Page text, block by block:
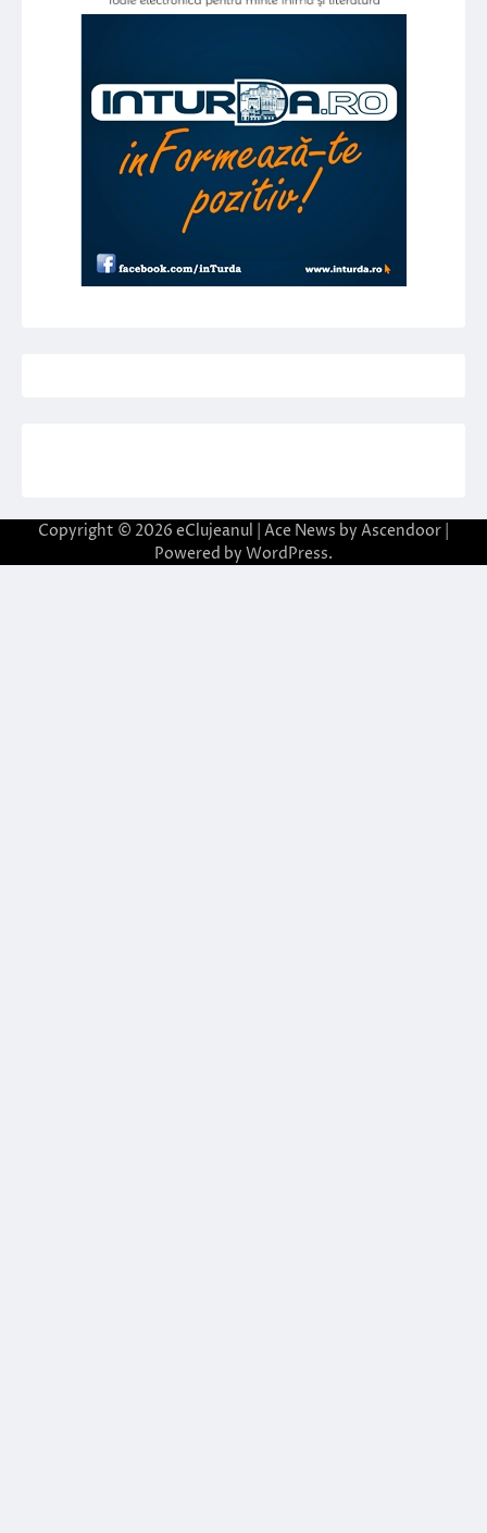
Copyright © 2026 eClujeanul | Ace News by Ascendoor
Powered by WordPress.